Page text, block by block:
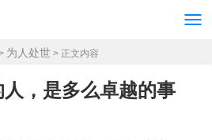
为人处世 > 正文内容
，是多么卓越的事